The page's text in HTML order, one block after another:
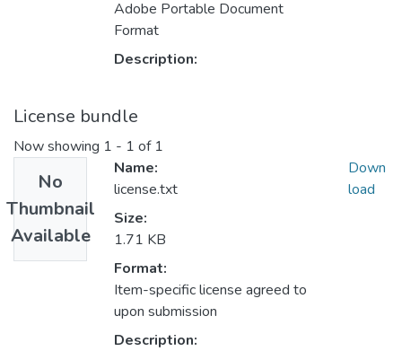
Adobe Portable Document
Format
Description:
License bundle
Now showing 1 - 1 of 1
No
Thumbnail
Available
Name:
license.txt
Size:
1.71 KB
Format:
Item-specific license agreed to
upon submission
Description:
Down
load